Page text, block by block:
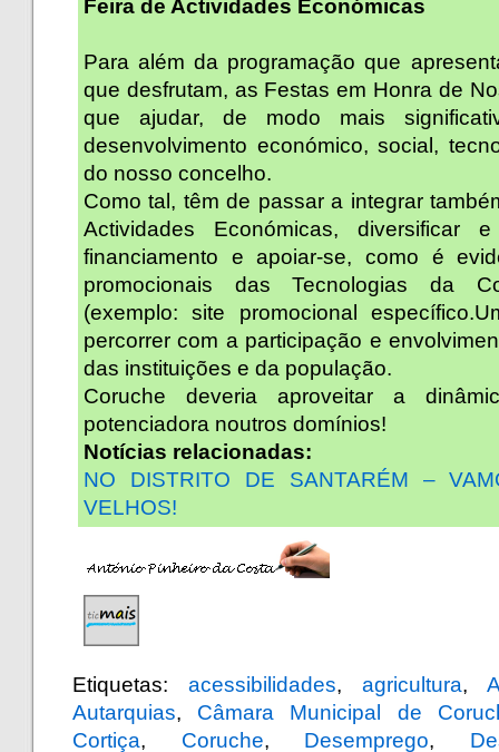
Feira de Actividades Económicas
Para além da programação que
que desfrutam, as Festas em Honra de
que ajudar, de modo mais
desenvolvimento económico, social,
do nosso concelho.
Como tal, têm de passar a integrar
Actividades Económicas,
financiamento e apoiar-se, como é
promocionais das Tecnologias da
(exemplo: site promocional
percorrer com a participação e
das instituições e da população.
Coruche deveria aproveitar a
potenciadora noutros domínios!
Notícias relacionadas:
NO DISTRITO DE SANTARÉM –
VELHOS!
Etiquetas: acessibilidades, agricultura,
Autarquias, Câmara Municipal de
Cortiça, Coruche, Desemprego,